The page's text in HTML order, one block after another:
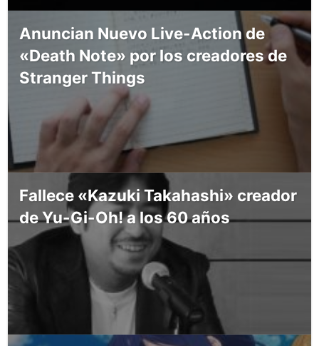
Anuncian Nuevo Live-Action de
«Death Note» por los creadores de
Stranger Things
Fallece «Kazuki Takahashi» creador
de Yu-Gi-Oh! a los 60 años